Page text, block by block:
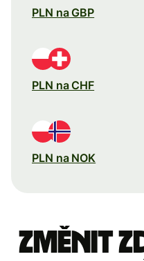
PLN na GBP
PLN na CHF
PLN na NOK
Změnit